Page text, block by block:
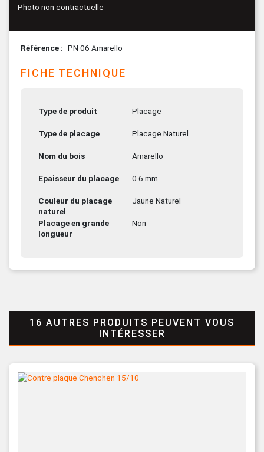
Photo non contractuelle
Référence PN 06 Amarello
FICHE TECHNIQUE
Type de produit Placage
Type de placage Placage Naturel
Nom du bois Amarello
Epaisseur du placage 0.6 mm
Couleur du placage
naturel
Jaune Naturel
Placage en grande
longueur
Non
16 AUTRES PRODUITS PEUVENT VOUS
INTÉRESSER